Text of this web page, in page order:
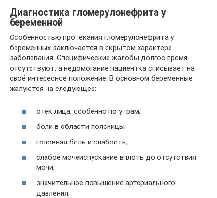
Диагностика гломерулонефрита у
беременной
Особенностью протекания гломерулонефрита у
беременных заключается в скрытом характере
заболевания. Специфические жалобы долгое время
отсутствуют, а недомогание пациентка списывает на
своё интересное положение. В основном беременные
жалуются на следующее:
отёк лица, особенно по утрам;
боли в области поясницы;
головная боль и слабость;
слабое мочеиспускание вплоть до отсутствия
мочи;
значительное повышение артериального
давления;